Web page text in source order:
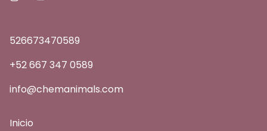
526673470589
+52 667 347 0589
info@chemanimals.com
Inicio